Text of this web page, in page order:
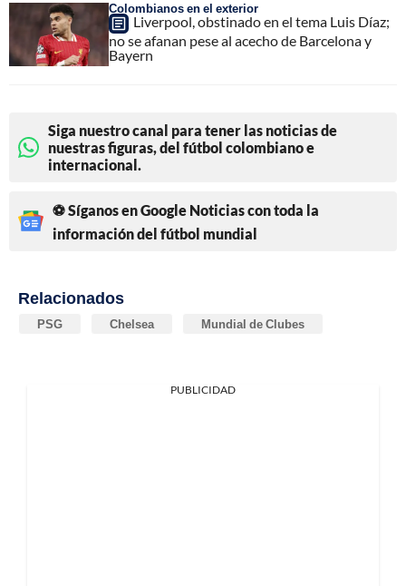
Colombianos en el exterior
Liverpool, obstinado en el tema Luis Díaz;
no se afanan pese al acecho de Barcelona y
Bayern
Siga nuestro canal para tener las noticias de
nuestras figuras, del fútbol colombiano e
internacional.
⚽ Síganos en Google Noticias con toda la
información del fútbol mundial
Relacionados
PSG Chelsea Mundial de Clubes
PUBLICIDAD